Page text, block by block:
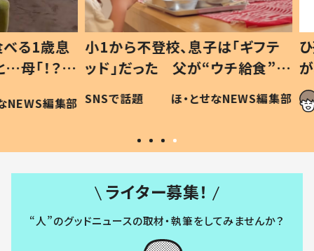
歳息
？」
編集部
小1から不登校、息子は「ギフテ
ッド」だった 父が“ウチ給食”を
作り続ける理由とは #令和の親
#令和の子
SNSで話題 ほ・とせなNEWS編集部
ひ孫
が、
「涙が
い」
ライター募集！
“人”のグッドニュースの取材・執筆をしてみませんか？